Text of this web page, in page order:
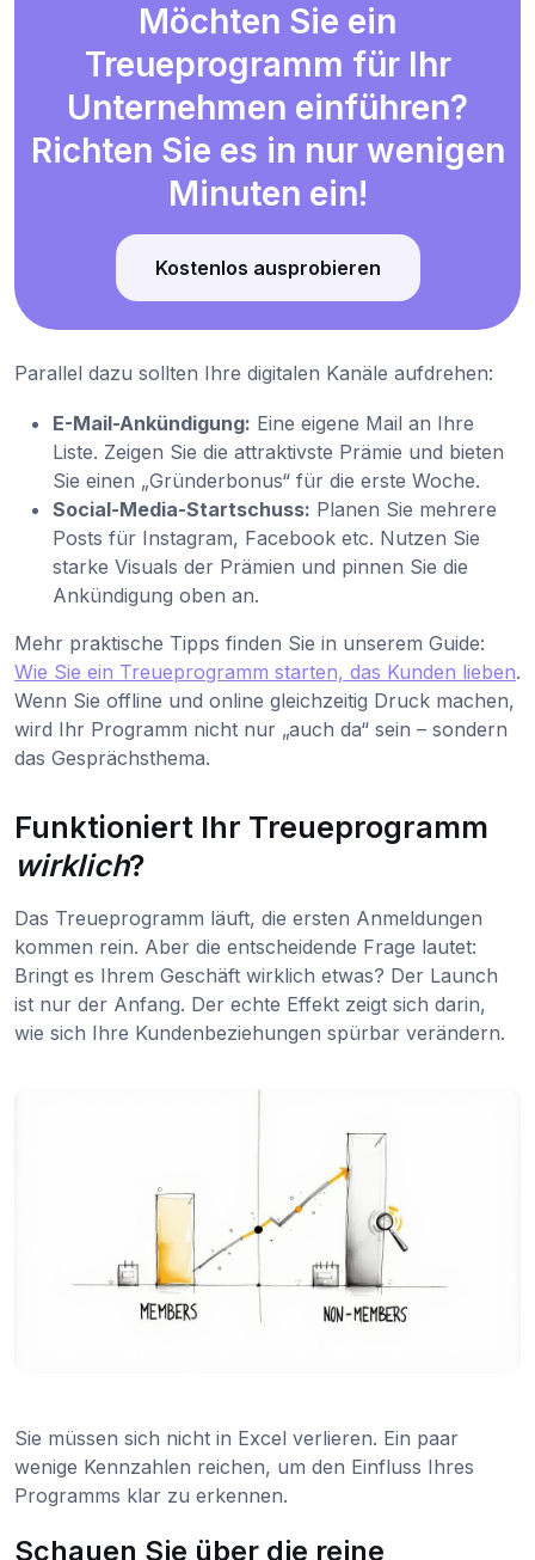
Möchten Sie ein
Treueprogramm für Ihr
Unternehmen einführen?
Richten Sie es in nur wenigen
Minuten ein!
Kostenlos ausprobieren
Parallel dazu sollten Ihre digitalen Kanäle aufdrehen:
E-Mail-Ankündigung: Eine eigene Mail an Ihre
Liste. Zeigen Sie die attraktivste Prämie und bieten
Sie einen „Gründerbonus“ für die erste Woche.
Social-Media-Startschuss: Planen Sie mehrere
Posts für Instagram, Facebook etc. Nutzen Sie
starke Visuals der Prämien und pinnen Sie die
Ankündigung oben an.
Mehr praktische Tipps finden Sie in unserem Guide:
Wie Sie ein Treueprogramm starten, das Kunden lieben.
Wenn Sie offline und online gleichzeitig Druck machen,
wird Ihr Programm nicht nur „auch da“ sein – sondern
das Gesprächsthema.
Funktioniert Ihr Treueprogramm
wirklich?
Das Treueprogramm läuft, die ersten Anmeldungen
kommen rein. Aber die entscheidende Frage lautet:
Bringt es Ihrem Geschäft wirklich etwas? Der Launch
ist nur der Anfang. Der echte Effekt zeigt sich darin,
wie sich Ihre Kundenbeziehungen spürbar verändern.
Sie müssen sich nicht in Excel verlieren. Ein paar
wenige Kennzahlen reichen, um den Einfluss Ihres
Programms klar zu erkennen.
Schauen Sie über die reine